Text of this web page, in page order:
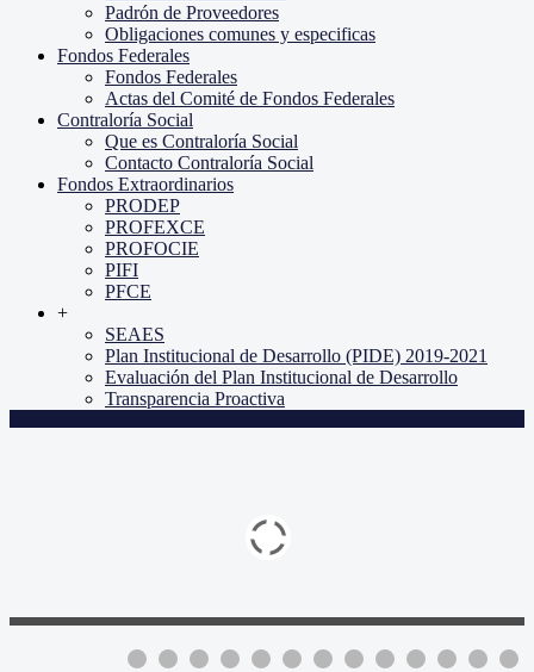
Padrón de Proveedores
Obligaciones comunes y especificas
Fondos Federales
Fondos Federales
Actas del Comité de Fondos Federales
Contraloría Social
Que es Contraloría Social
Contacto Contraloría Social
Fondos Extraordinarios
PRODEP
PROFEXCE
PROFOCIE
PIFI
PFCE
+
SEAES
Plan Institucional de Desarrollo (PIDE) 2019-2021
Evaluación del Plan Institucional de Desarrollo
Transparencia Proactiva